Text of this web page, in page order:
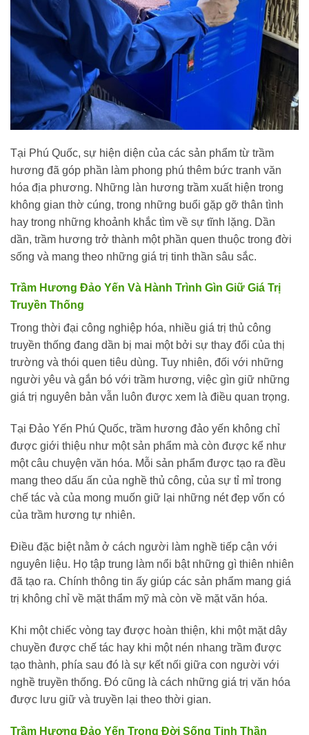
Tại Phú Quốc, sự hiện diện của các sản phẩm từ trầm
hương đã góp phần làm phong phú thêm bức tranh văn
hóa địa phương. Những làn hương trầm xuất hiện trong
không gian thờ cúng, trong những buổi gặp gỡ thân tình
hay trong những khoảnh khắc tìm về sự tĩnh lặng. Dần
dần, trầm hương trở thành một phần quen thuộc trong đời
sống và mang theo những giá trị tinh thần sâu sắc.
Trầm Hương Đảo Yến Và Hành Trình Gìn Giữ Giá Trị
Truyền Thống
Trong thời đại công nghiệp hóa, nhiều giá trị thủ công
truyền thống đang dần bị mai một bởi sự thay đổi của thị
trường và thói quen tiêu dùng. Tuy nhiên, đối với những
người yêu và gắn bó với trầm hương, việc gìn giữ những
giá trị nguyên bản vẫn luôn được xem là điều quan trọng.
Tại Đảo Yến Phú Quốc, trầm hương đảo yến không chỉ
được giới thiệu như một sản phẩm mà còn được kể như
một câu chuyện văn hóa. Mỗi sản phẩm được tạo ra đều
mang theo dấu ấn của nghề thủ công, của sự tỉ mỉ trong
chế tác và của mong muốn giữ lại những nét đẹp vốn có
của trầm hương tự nhiên.
Điều đặc biệt nằm ở cách người làm nghề tiếp cận với
nguyên liệu. Họ tập trung làm nổi bật những gì thiên nhiên
đã tạo ra. Chính thông tin ấy giúp các sản phẩm mang giá
trị không chỉ về mặt thẩm mỹ mà còn về mặt văn hóa.
Khi một chiếc vòng tay được hoàn thiện, khi một mặt dây
chuyền được chế tác hay khi một nén nhang trầm được
tạo thành, phía sau đó là sự kết nối giữa con người với
nghề truyền thống. Đó cũng là cách những giá trị văn hóa
được lưu giữ và truyền lại theo thời gian.
Trầm Hương Đảo Yến Trong Đời Sống Tinh Thần